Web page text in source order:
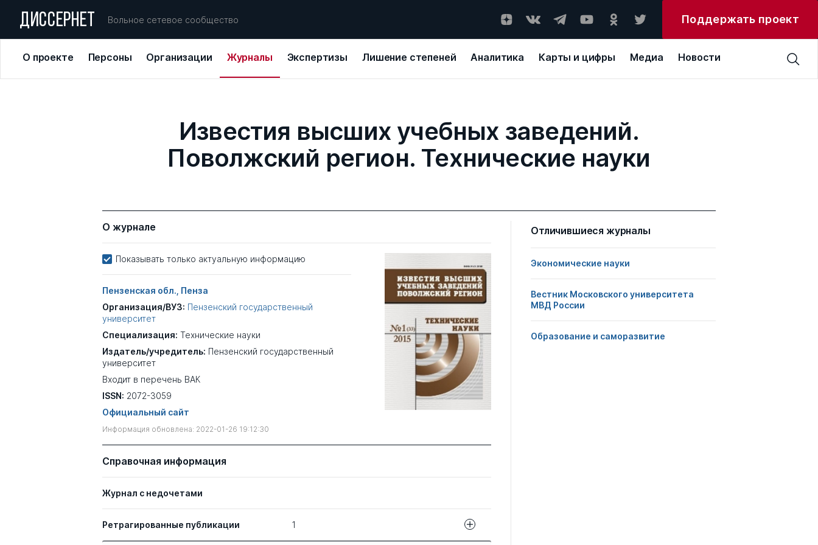
ДИССЕРНЕТ Вольное сетевое сообщество Поддержать проект
О проекте Персоны Организации Журналы Экспертизы Лишение степеней Аналитика Карты и цифры Медиа Новости
Известия высших учебных заведений.
Поволжский регион. Технические науки
О журнале
Показывать только актуальную информацию
Пензенская обл., Пенза
Организация/ВУЗ: Пензенский государственный
университет
Специализация: Технические науки
Издатель/учредитель: Пензенский государственный
университет
Входит в перечень ВАК
ISSN: 2072-3059
Официальный сайт
Информация обновлена: 2022-01-26 19:12:30
Справочная информация
Журнал с недочетами
Ретрагированные публикации 1
Отличившиеся журналы
Экономические науки
Вестник Московского университета
МВД России
Образование и саморазвитие